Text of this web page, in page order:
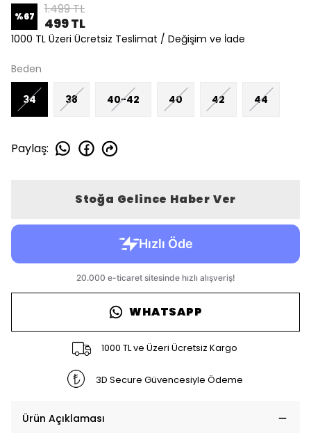
%67 1.499 TL
499 TL
1000 TL Üzeri Ücretsiz Teslimat / Değişim ve İade
Beden
34 38 40-42 40 42 44
Paylaş:
Stoğa Gelince Haber Ver
WHATSAPP
1000 TL ve Üzeri Ücretsiz Kargo
3D Secure Güvencesiyle Ödeme
Ürün Açıklaması